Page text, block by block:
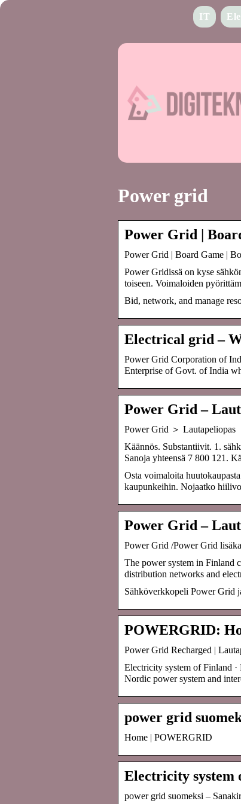
IT
Power grid
Power Grid |
Power Grid | Board Game |
Power Gridissä on kyse
toiseen. Voimaloiden
Bid, network, and manage
Electrical grid –
Power Grid Corporation of
Enterprise of Govt. of India
Power Grid –
Power Grid ＞ Lautapeliopas
Käännös. Substantiivit. 1.
Sanoja yhteensä 7 800 121.
Osta voimaloita
kaupunkeihin. Nojaatko
Power Grid –
Power Grid /Power Grid
The power system in Finland
distribution networks and
Sähköverkkopeli Power Grid
POWERGRID:
Power Grid Recharged |
Electricity system of Finland
Nordic power system and
power grid
Home | POWERGRID
Electricity system
power grid suomeksi –